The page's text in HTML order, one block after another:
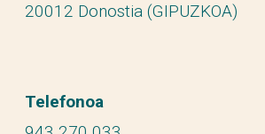
20012 Donostia (GIPUZKOA)
Telefonoa